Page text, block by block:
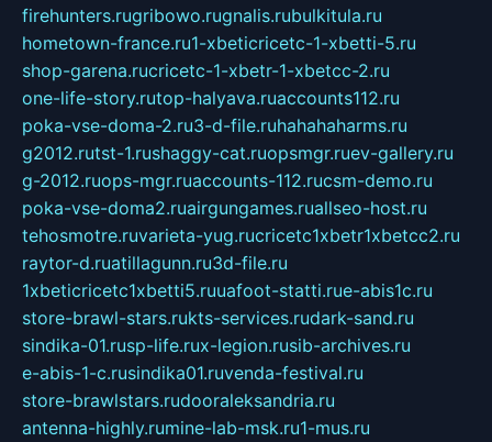
firehunters.rugribowo.rugnalis.rubulkitula.ru
hometown-france.ru1-xbeticricetc-1-xbetti-5.ru
shop-garena.rucricetc-1-xbetr-1-xbetcc-2.ru
one-life-story.rutop-halyava.ruaccounts112.ru
poka-vse-doma-2.ru3-d-file.ruhahahaharms.ru
g2012.rutst-1.rushaggy-cat.ruopsmgr.ruev-gallery.ru
g-2012.ruops-mgr.ruaccounts-112.rucsm-demo.ru
poka-vse-doma2.ruairgungames.ruallseo-host.ru
tehosmotre.ruvarieta-yug.rucricetc1xbetr1xbetcc2.ru
raytor-d.ruatillagunn.ru3d-file.ru
1xbeticricetc1xbetti5.ruuafoot-statti.rue-abis1c.ru
store-brawl-stars.rukts-services.rudark-sand.ru
sindika-01.rusp-life.rux-legion.rusib-archives.ru
e-abis-1-c.rusindika01.ruvenda-festival.ru
store-brawlstars.rudooraleksandria.ru
antenna-highly.rumine-lab-msk.ru1-mus.ru